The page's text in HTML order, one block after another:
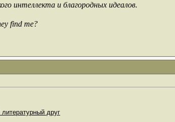
интеллекта и благородных идеалов.
find me?
друг